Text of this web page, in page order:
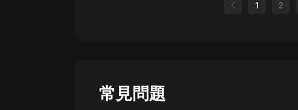
1 2
常見問題